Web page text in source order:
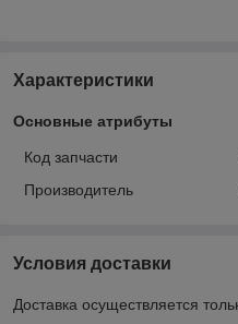
Характеристики
Основные атрибуты
Код запчасти
Производитель
Условия доставки
Доставка осуществляется